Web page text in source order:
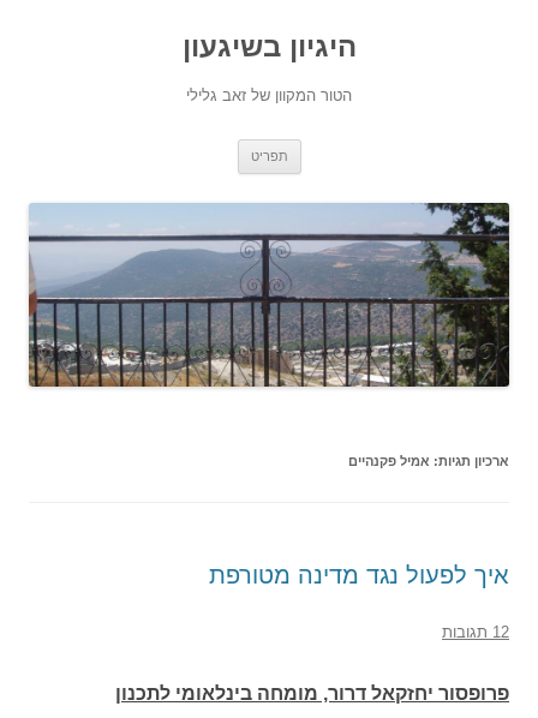
היגיון בשיגעון
הטור המקוון של זאב גלילי
תפריט
ארכיון תגיות: אמיל פקנהיים
איך לפעול נגד מדינה מטורפת
12 תגובות
פרופסור יחזקאל דרור, מומחה בינלאומי לתכנון